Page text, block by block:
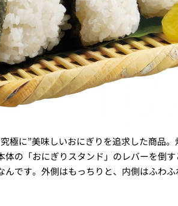
極に”美味しいおにぎりを追求した商品
の「おにぎりスタンド」のレバーを倒
です。外側はもっちりと、内側はふわ